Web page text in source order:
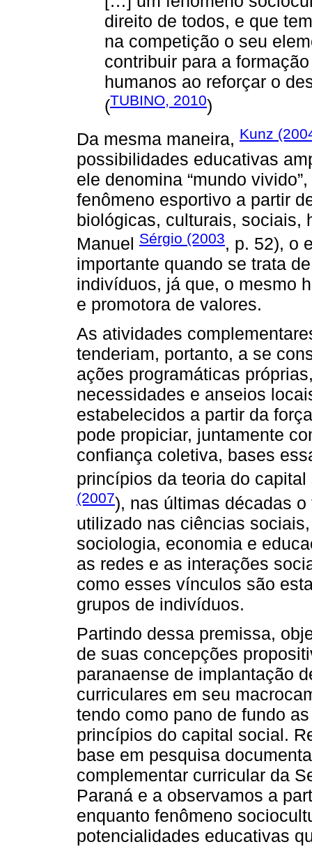
direito de todos, e que
na competição o seu
contribuir para a
humanos ao reforçar o
(TUBINO, 2010)
Da mesma maneira, Kunz
possibilidades educativas
ele denomina “mundo
fenômeno esportivo a partir
biológicas, culturais, sociais,
Manuel Sérgio (2003, p. 52), o
importante quando se trata
indivíduos, já que, o mesmo
e promotora de valores.
As atividades
tenderiam, portanto, a se
ações programáticas
necessidades e anseios
estabelecidos a partir da
pode propiciar, juntamente
confiança coletiva, bases
princípios da teoria do
(2007), nas últimas décadas
utilizado nas ciências
sociologia, economia e
as redes e as interações
como esses vínculos são
grupos de indivíduos.
Partindo dessa premissa,
de suas concepções
paranaense de implantação
curriculares em seu
tendo como pano de fundo
princípios do capital social.
base em pesquisa
complementar curricular da
Paraná e a observamos a
enquanto fenômeno
potencialidades educativas